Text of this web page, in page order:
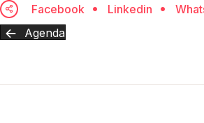
Facebook Linkedin
Agenda